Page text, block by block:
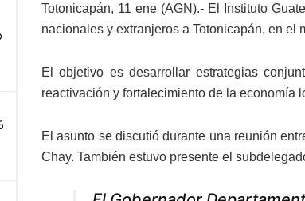
Totonicapán, 11 ene (AGN).- El Instituto
nacionales y extranjeros a Totonicapán, en el
El objetivo es desarrollar estrategias
reactivación y fortalecimiento de la economía
El asunto se discutió durante una reunión
Chay. También estuvo presente el